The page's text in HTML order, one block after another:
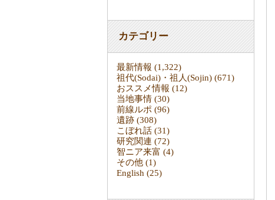
カテゴリー
最新情報 (1,322)
祖代(Sodai)・祖人(Sojin) (671)
おススメ情報 (12)
当地事情 (30)
前線ルポ (96)
遺跡 (308)
こぼれ話 (31)
研究関連 (72)
智ニア来富 (4)
その他 (1)
English (25)